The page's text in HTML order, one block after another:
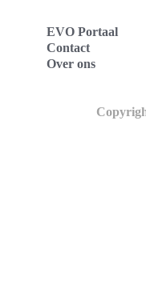
EVO Portaal
Contact
Over ons